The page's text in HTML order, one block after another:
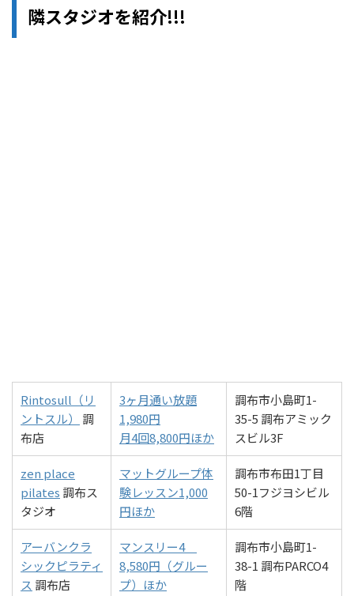
隣スタジオを紹介!!!
Rintosull（リ
ントスル）
調
布店
3ヶ月通い放題
1,980円
月4回8,800円ほか
調布市小島町1-
35-5 調布アミック
スビル3F
zen place
pilates 調布ス
タジオ
マットグループ体
験レッスン1,000
円ほか
調布市布田1丁目
50-1フジヨシビル
6階
アーバンクラ
シックピラティ
ス 調布店
マンスリー4
8,580円（グルー
プ）ほか
調布市小島町1-
38-1 調布PARCO4
階